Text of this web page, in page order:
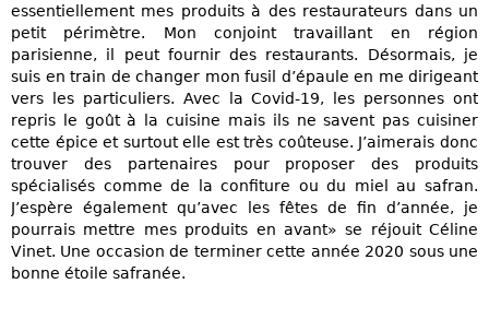
essentiellement mes produits à des restaurateurs dans un
petit périmètre. Mon conjoint travaillant en région
parisienne, il peut fournir des restaurants. Désormais, je
suis en train de changer mon fusil d’épaule en me dirigeant
vers les particuliers. Avec la Covid-19, les personnes ont
repris le goût à la cuisine mais ils ne savent pas cuisiner
cette épice et surtout elle est très coûteuse. J’aimerais donc
trouver des partenaires pour proposer des produits
spécialisés comme de la confiture ou du miel au safran.
J’espère également qu’avec les fêtes de fin d’année, je
pourrais mettre mes produits en avant» se réjouit Céline
Vinet. Une occasion de terminer cette année 2020 sous une
bonne étoile safranée.